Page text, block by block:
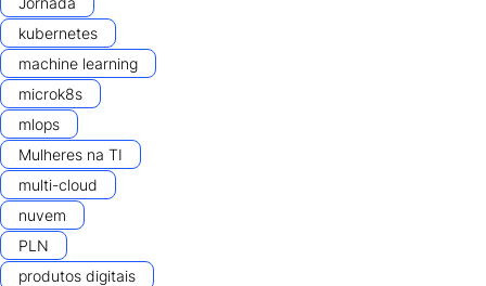
kubernetes
machine learning
microk8s
mlops
Mulheres na TI
multi-cloud
nuvem
PLN
produtos digitais